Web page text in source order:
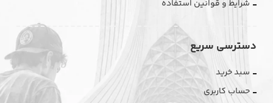
شرایط و قوانین استفاده
دسترسی سریع
سبد خرید
حساب کاربری